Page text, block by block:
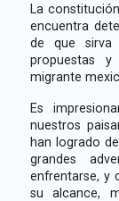
La
encuentra
de que sirva
propuestas
migrante
Es
nuestros
han logrado
grandes
enfrentarse, y
su alcance,